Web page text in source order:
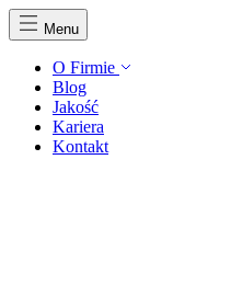
Menu
O Firmie
Blog
Jakość
Kariera
Kontakt